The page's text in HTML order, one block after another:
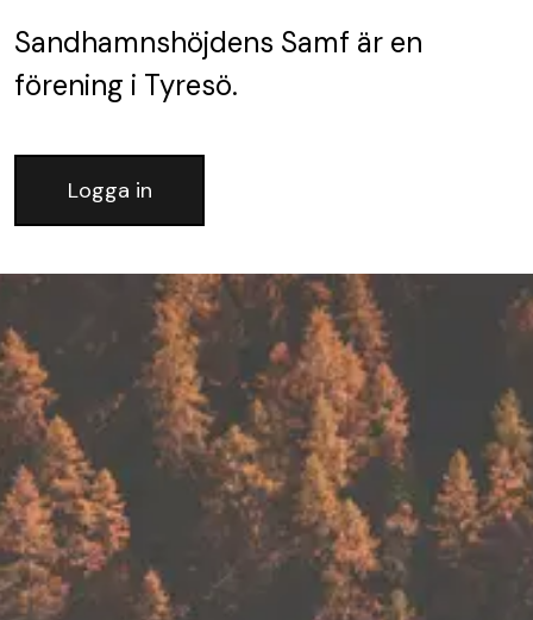
Sandhamnshöjdens Samf är en
förening i Tyresö.
Logga in